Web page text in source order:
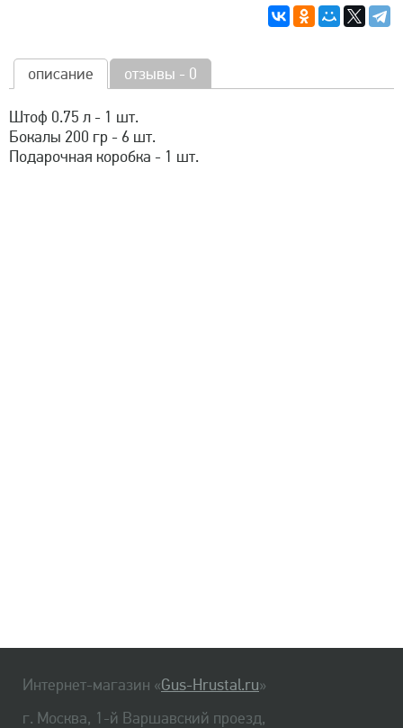
описание отзывы - 0
Штоф 0.75 л - 1 шт.
Бокалы 200 гр - 6 шт.
Подарочная коробка - 1 шт.
Интернет-магазин «Gus-Hrustal.ru»
г. Москва, 1-й Варшавский проезд,